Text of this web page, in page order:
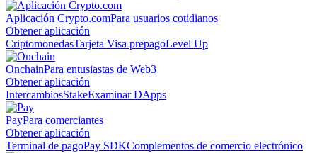
Aplicación Crypto.comPara usuarios cotidianos
Obtener aplicación
CriptomonedasTarjeta Visa prepagoLevel Up
OnchainPara entusiastas de Web3
Obtener aplicación
IntercambiosStakeExaminar DApps
PayPara comerciantes
Obtener aplicación
Terminal de pagoPay SDKComplementos de comercio electrónico